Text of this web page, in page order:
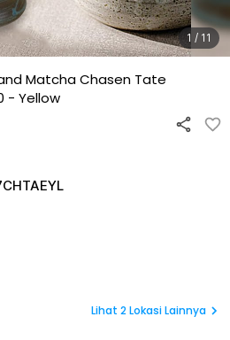
1 / 11
Matcha Chasen Tate
- Yellow
Lihat 2Lokasi Lainnya